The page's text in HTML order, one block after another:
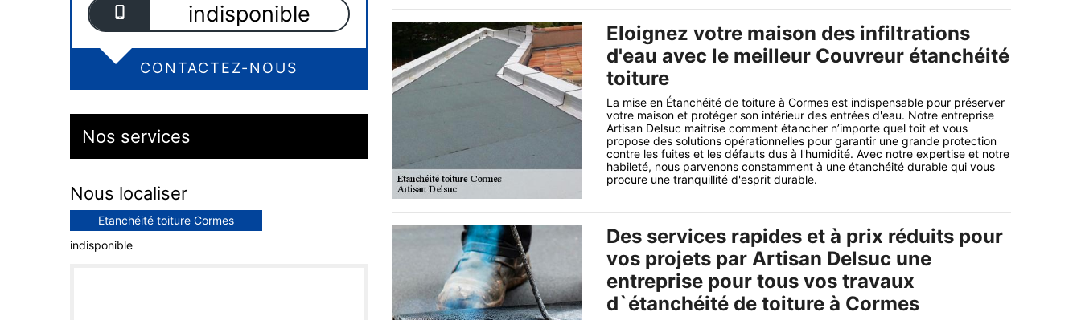
indisponible
CONTACTEZ-NOUS
Nos services
Nous localiser
Etanchéité toiture Cormes
indisponible
Eloignez votre maison des infiltrations
d'eau avec le meilleur Couvreur étanchéité
toiture
La mise en Étanchéité de toiture à Cormes est indispensable pour préserver
votre maison et protéger son intérieur des entrées d'eau. Notre entreprise
Artisan Delsuc maitrise comment étancher n’importe quel toit et vous
propose des solutions opérationnelles pour garantir une grande protection
contre les fuites et les défauts dus à l'humidité. Avec notre expertise et notre
habileté, nous parvenons constamment à une étanchéité durable qui vous
procure une tranquillité d'esprit durable.
Des services rapides et à prix réduits pour
vos projets par Artisan Delsuc une
entreprise pour tous vos travaux
d`étanchéité de toiture à Cormes